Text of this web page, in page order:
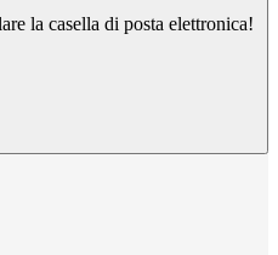
la casella di posta elettronica!